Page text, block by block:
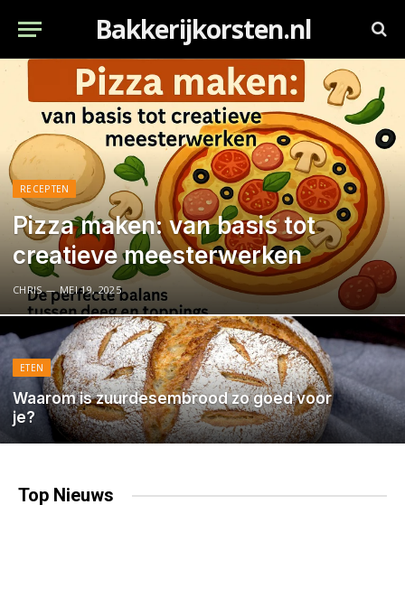
Bakkerijkorsten.nl
RECEPTEN
Pizza maken: van basis tot
creatieve meesterwerken
CHRIS MEI 19, 2025
ETEN
Waarom is zuurdesembrood zo goed voor
je?
Top Nieuws